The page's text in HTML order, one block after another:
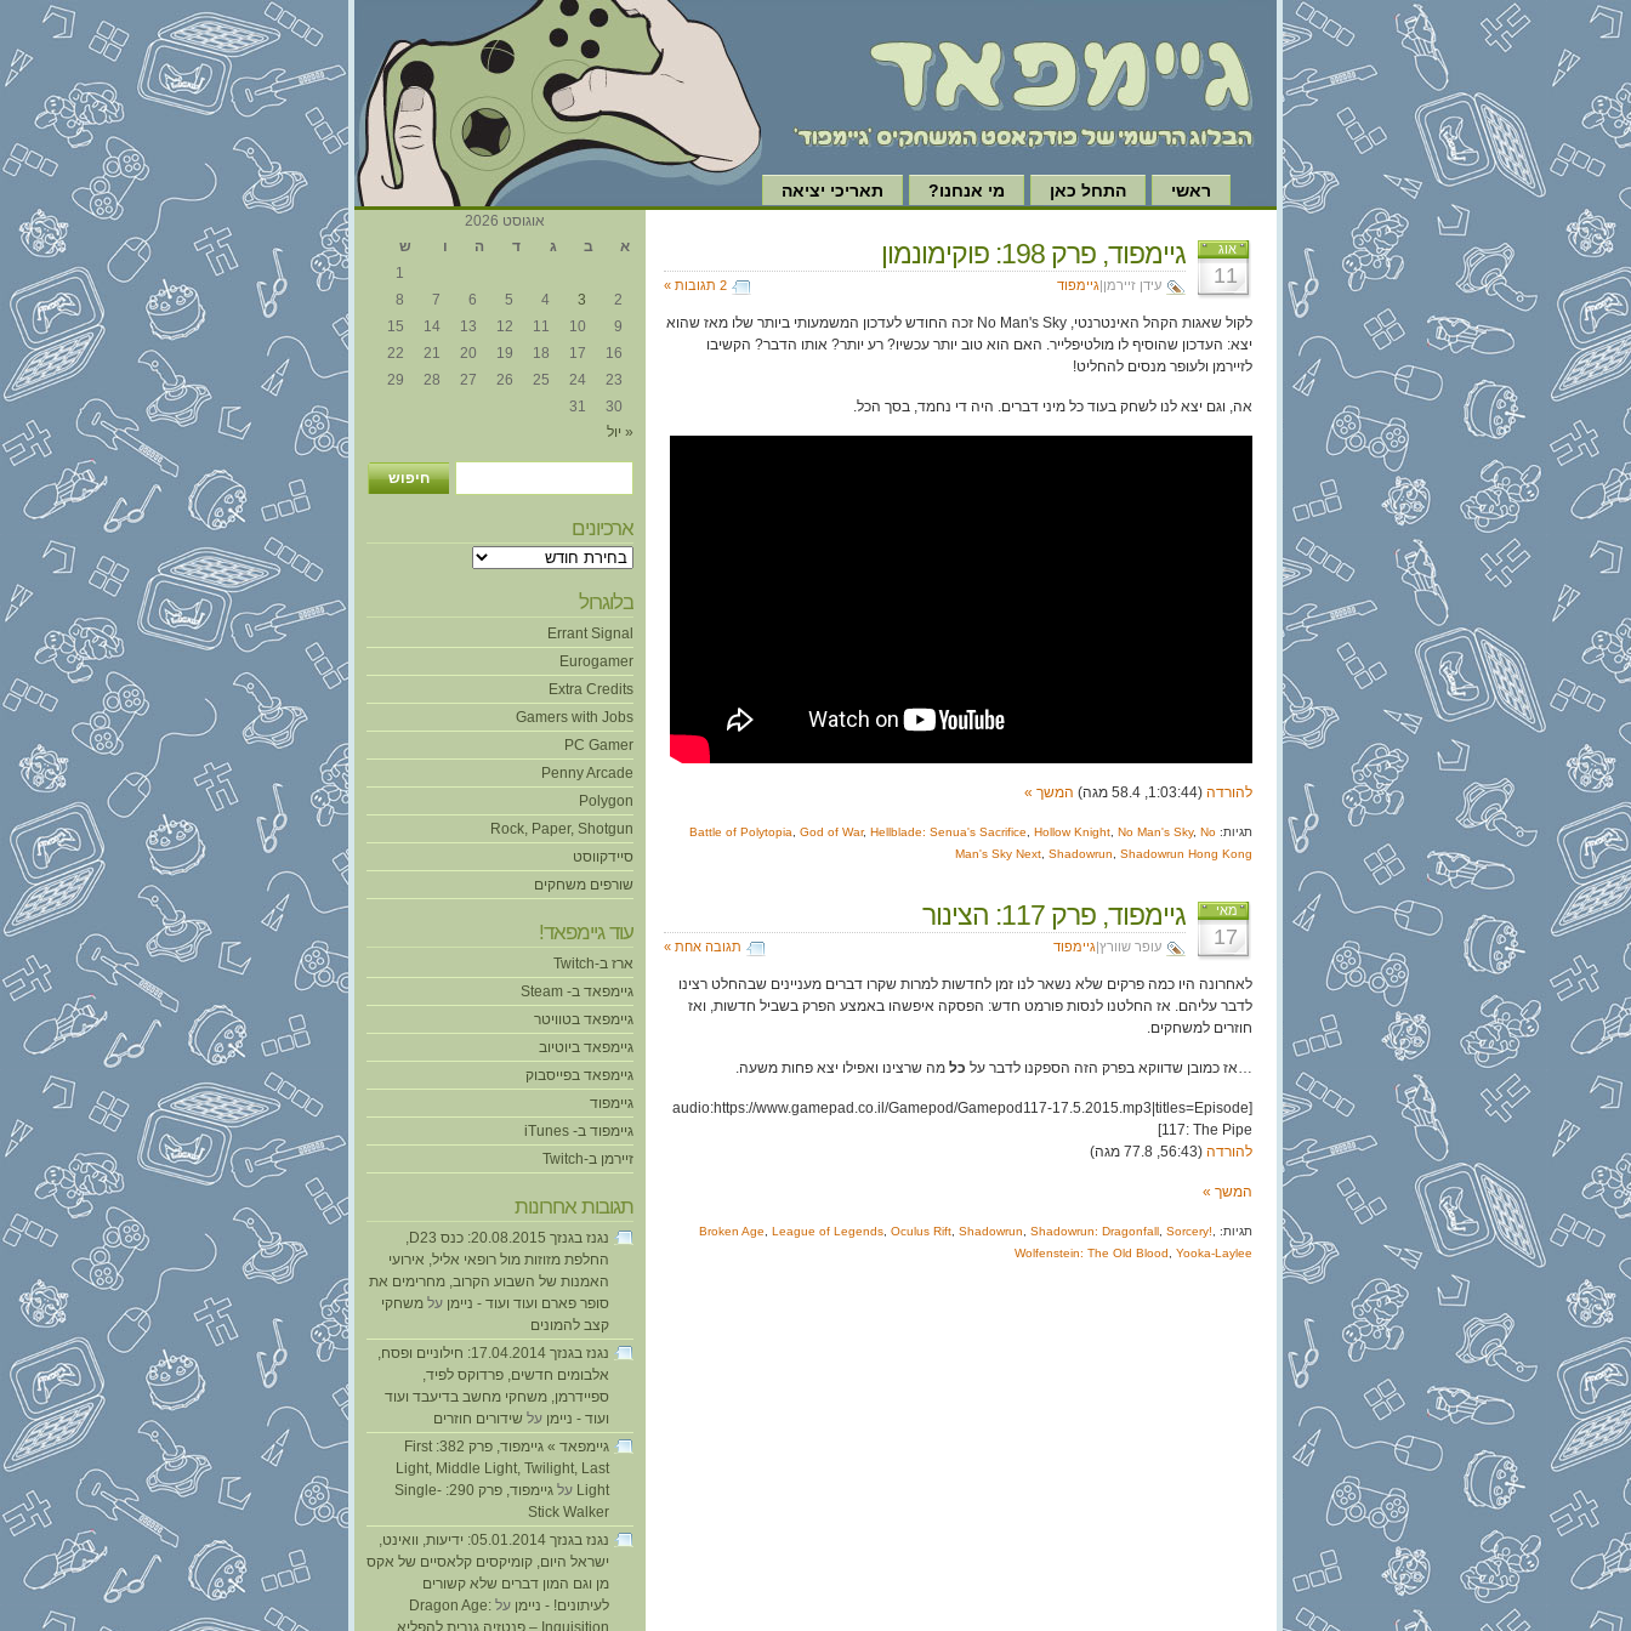
ראשי התחל כאן מי אנחנו? תאריכי יציאה
אוג
11
גיימפוד, פרק 198: פוקימונמון
עידן זיירמן|גיימפוד 2 תגובות »
לקול שאגות הקהל האינטרנטי, No Man's Sky זכה החודש לעדכון המשמעותי ביותר שלו מאז שהוא
יצא: העדכון שהוסיף לו מולטיפלייר. האם הוא טוב יותר עכשיו? רע יותר? אותו הדבר? הקשיבו
לזיירמן ולעופר מנסים להחליט!
אה, וגם יצא לנו לשחק בעוד כל מיני דברים. היה די נחמד, בסך הכל.
להורדה (1:03:44, 58.4 מגה) המשך »
תגיות: Battle of Polytopia God of War, Hellblade: Senua's Sacrifice Hollow Knight No Man's Sky, No
Man's Sky Next Shadowrun Shadowrun Hong Kong
מאי
17
גיימפוד, פרק 117: הצינור
עופר שוורץ|גיימפוד תגובה אחת »
לאחרונה היו כמה פרקים שלא נשאר לנו זמן לחדשות למרות שקרו דברים מעניינים שבהחלט רצינו
לדבר עליהם. אז החלטנו לנסות פורמט חדש: הפסקה איפשהו באמצע הפרק בשביל חדשות, ואז
חוזרים למשחקים.
…אז כמובן שדווקא בפרק הזה הספקנו לדבר על כל מה שרצינו ואפילו יצא פחות משעה.
[audio:https://www.gamepad.co.il/Gamepod/Gamepod117-17.5.2015.mp3|titles=Episode
117: The Pipe]
להורדה (56:43, 77.8 מגה)
המשך »
תגיות: Broken Age League of Legends Oculus Rift Shadowrun Shadowrun: Dragonfall Sorcery!
Wolfenstein: The Old Blood
Yooka-Laylee
אוגוסט 2026
א
ב ג ד ה ו
ש
1
2
3
4
5
6
7
8
9
10
11
12
13
14
15
16
17
18
19
20
21
22
23
24
25
26
27
28
29
30
31
« יול
ארכיונים
ארכיונים
בלוגרול
Errant Signal
Eurogamer
Extra Credits
Gamers with Jobs
PC Gamer
Penny Arcade
Polygon
Rock, Paper, Shotgun
סיידקווסט
שורפים משחקים
עוד גיימפאד!
ארז ב-Twitch
גיימפאד ב- Steam
גיימפאד בטוויטר
גיימפאד ביוטיוב
גיימפאד בפייסבוק
גיימפוד
גיימפוד ב- iTunes
זיירמן ב-Twitch
תגובות אחרונות
נגנז בגנזך 20.08.2015: כנס D23,
החלפת מזוזות מול רופאי אליל, אירועי
האמנות של השבוע הקרוב, מחרימים את
סופר פארם ועוד ועוד - ניימן על משחקי
קצב להמונים
נגנז בגנזך 17.04.2014: חילוניים ופסח,
אלבומים חדשים, פרדוקס לפיד,
ספיידרמן, משחקי מחשב בדיעבד ועוד
ועוד - ניימן על שידורים חוזרים
גיימפאד » גיימפוד, פרק 382: First
Light, Middle Light, Twilight, Last
Light על
גיימפוד, פרק 290: Single-
Stick Walker
נגנז בגנזך 05.01.2014: ידיעות, וואינט,
ישראל היום, קומיקסים קלאסיים של אקס
מן וגם המון דברים שלא קשורים
לעיתונים! - ניימן על Dragon Age:
Inquisition – פנטזיה גנרית להפליא